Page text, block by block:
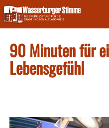
Skip
to
content
90 Minuten für
Lebensgefühl